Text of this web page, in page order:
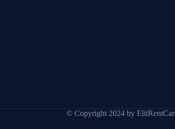
© Copyright 2024 by ElitRentCar